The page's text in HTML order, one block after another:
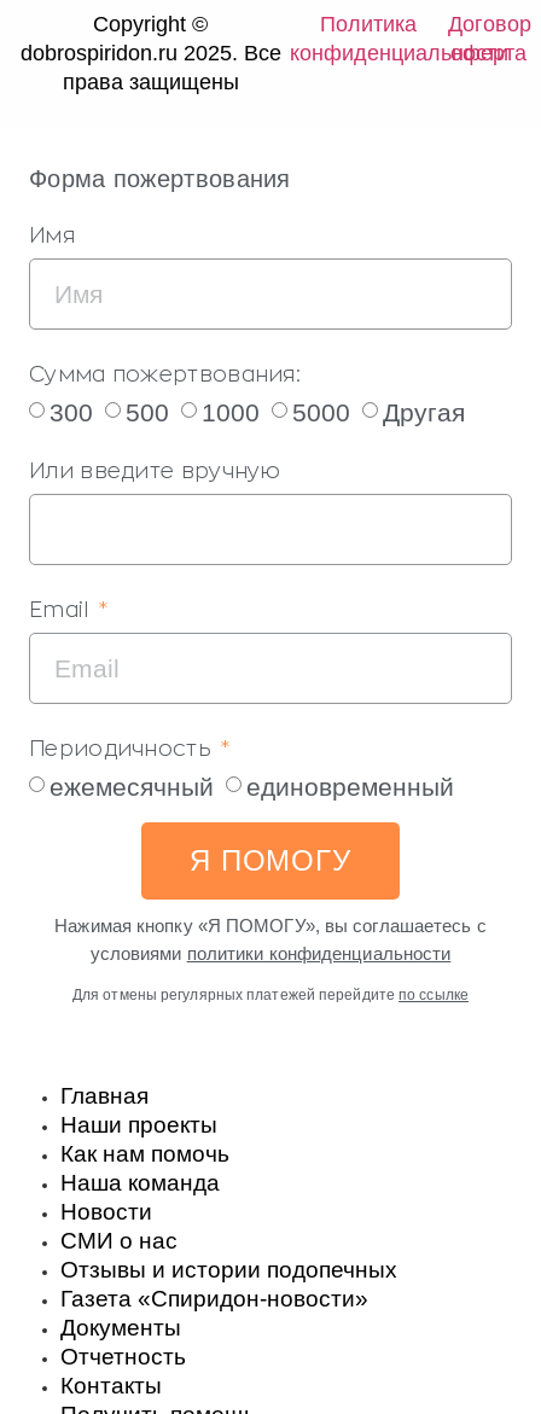
Copyright ©
dobrospiridon.ru 2025. Все
права защищены
Политика
конфиденциальности
Договор
оферта
Форма пожертвования
Имя
Сумма пожертвования:
300 500 1000 5000 Другая
Или введите вручную
Email
Периодичность
ежемесячный единовременный
Я ПОМОГУ
Нажимая кнопку «Я ПОМОГУ», вы соглашаетесь с
условиями политики конфиденциальности
Для отмены регулярных платежей перейдитепо ссылке
Главная
Наши проекты
Как нам помочь
Наша команда
Новости
СМИ о нас
Отзывы и истории подопечных
Газета «Спиридон-новости»
Документы
Отчетность
Контакты